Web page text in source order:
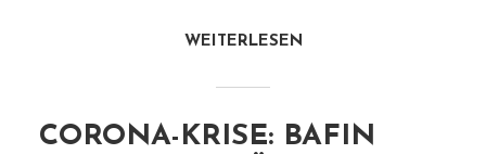
WEITERLESEN
CORONA-KRISE: BAFIN